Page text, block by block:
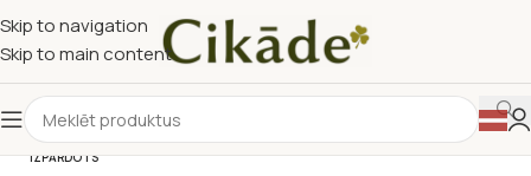
Skip to navigation
Skip to main content
IZPĀRDOTS